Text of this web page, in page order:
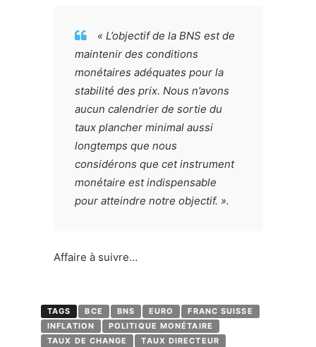
« L’objectif de la BNS est de
maintenir des conditions
monétaires adéquates pour la
stabilité des prix. Nous n’avons
aucun calendrier de sortie du
taux plancher minimal aussi
longtemps que nous
considérons que cet instrument
monétaire est indispensable
pour atteindre notre objectif. ».
Affaire à suivre…
TAGS BCE BNS EURO
FRANC SUISSE
INFLATION
POLITIQUE MONÉTAIRE
TAUX DE CHANGE
TAUX DIRECTEUR